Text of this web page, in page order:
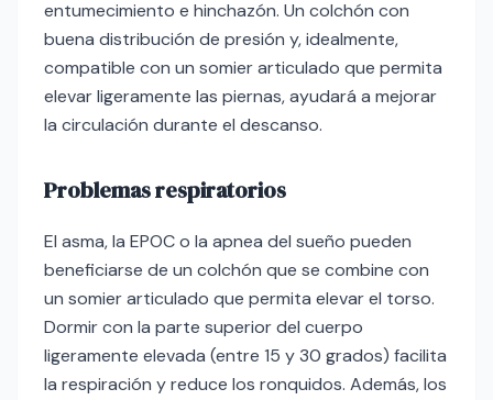
entumecimiento e hinchazón. Un colchón con
buena distribución de presión y, idealmente,
compatible con un somier articulado que permita
elevar ligeramente las piernas, ayudará a mejorar
la circulación durante el descanso.
Problemas respiratorios
El asma, la EPOC o la apnea del sueño pueden
beneficiarse de un colchón que se combine con
un somier articulado que permita elevar el torso.
Dormir con la parte superior del cuerpo
ligeramente elevada (entre 15 y 30 grados) facilita
la respiración y reduce los ronquidos. Además, los